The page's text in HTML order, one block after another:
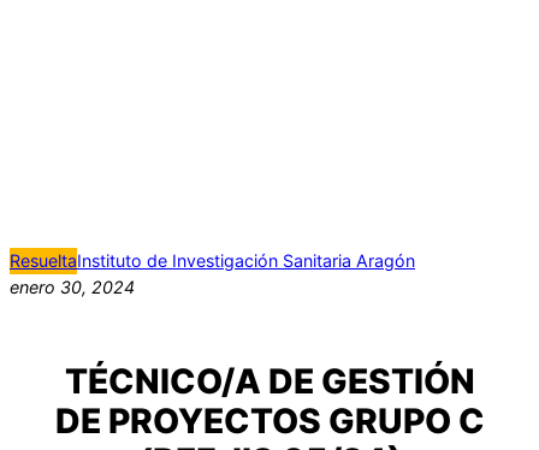
ResueltaInstituto de Investigación Sanitaria Aragón
enero 30, 2024
TÉCNICO/A DE GESTIÓN
DE PROYECTOS GRUPO C